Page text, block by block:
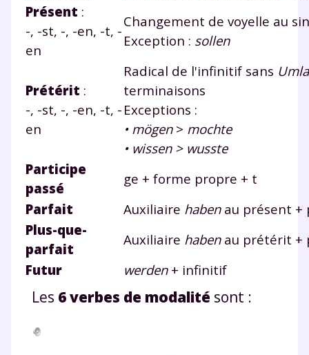
Présent :
-, -st, -, -en, -t, -
en
Changement de voyelle au
Exception : sollen
Prétérit :
-, -st, -, -en, -t, -
en
Radical de l'infinitif sans
terminaisons
Exceptions :
• mögen> mochte
• wissen > wusste
Participe
passé
ge + forme propre + t
Parfait
Auxiliaire habenau présent +
Plus-que-
parfait
Auxiliaire habenau prétérit +
Futur
werden+ infinitif
Les 6 verbes de modalité sont :